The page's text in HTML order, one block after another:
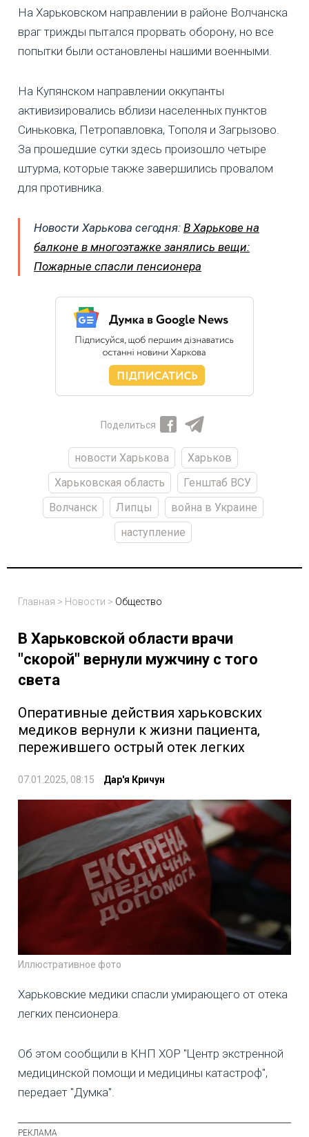
На Харьковском направлении в районе Волчанска
враг трижды пытался прорвать оборону, но все
попытки были остановлены нашими военными.
На Купянском направлении оккупанты
активизировались вблизи населенных пунктов
Синьковка, Петропавловка, Тополя и Загрызово.
За прошедшие сутки здесь произошло четыре
штурма, которые также завершились провалом
для противника.
Новости Харькова сегодня: В Харькове на
балконе в многоэтажке занялись вещи:
Пожарные спасли пенсионера
Поделиться
новости Харькова
Харьков
Харьковская область
Генштаб ВСУ
Волчанск
Липцы
война в Украине
наступление
Главная > Новости > Общество
В Харьковской области врачи
"скорой" вернули мужчину с того
света
Оперативные действия харьковских
медиков вернули к жизни пациента,
пережившего острый отек легких
07.01.2025, 08:15 Дар'я Кричун
Иллюстративное фото
Харьковские медики спасли умирающего от отека
легких пенсионера.
Об этом сообщили в КНП ХОР "Центр экстренной
медицинской помощи и медицины катастроф",
передает "Думка".